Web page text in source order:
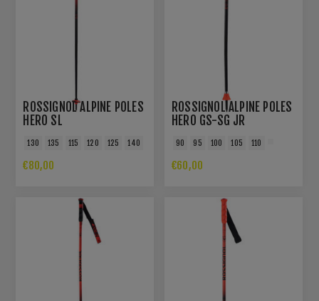
ROSSIGNOL ALPINE POLES
HERO SL
130 135 115 120 125 140
€80,00
ROSSIGNOL ALPINE POLES
HERO GS-SG JR
90 95 100 105 110
€60,00